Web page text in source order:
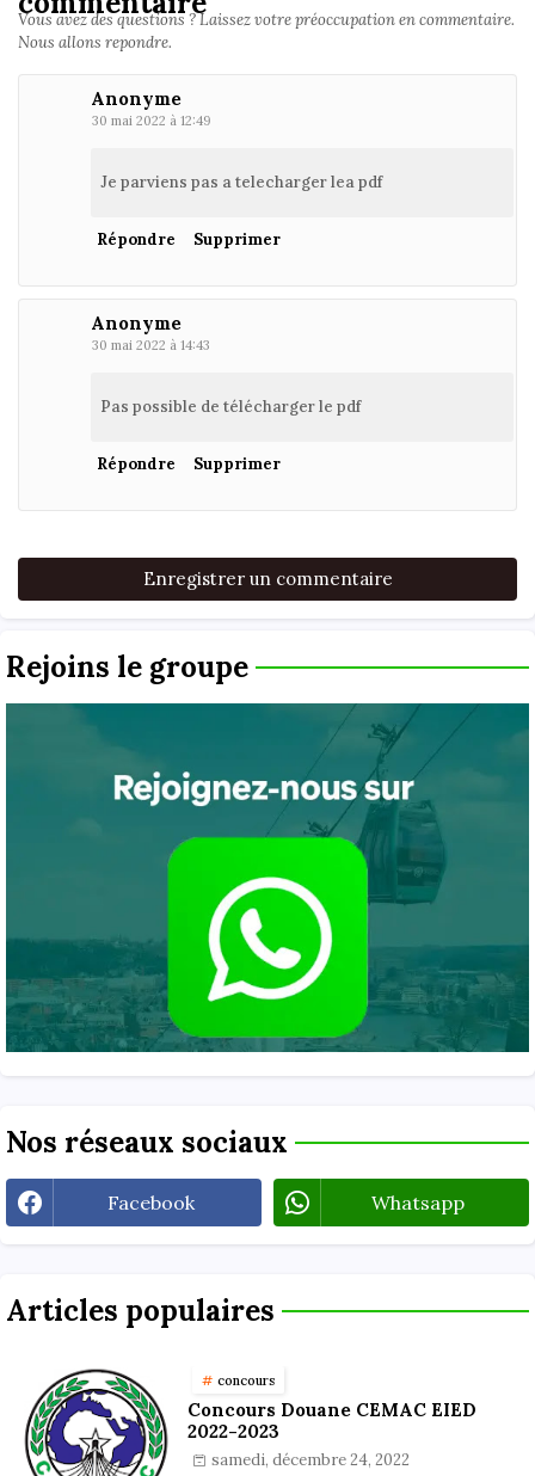
Vous avez des questions ? Laissez votre préoccupation en commentaire.
Nous allons repondre.
Anonyme
30 mai 2022 à 12:49
Je parviens pas a telecharger lea pdf
Répondre Supprimer
Anonyme
30 mai 2022 à 14:43
Pas possible de télécharger le pdf
Répondre Supprimer
Enregistrer un commentaire
Rejoins le groupe
Nos réseaux sociaux
Facebook Whatsapp
Articles populaires
concours
Concours Douane CEMAC EIED
2022-2023
samedi, décembre 24, 2022